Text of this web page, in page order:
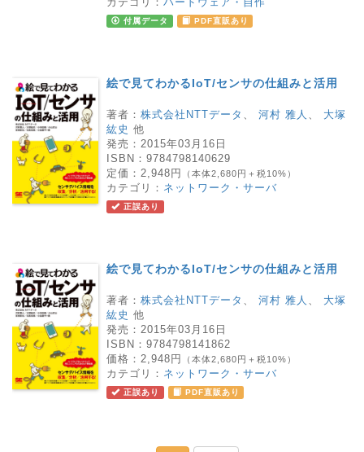
付属データ PDF直販あり
絵で見てわかるIoT/センサの仕組みと活用
著者： 株式会社NTTデータ 河村 雅人
大塚
紘史 他
発売： 2015年03月16日
ISBN： 9784798140629
定価： 2,948円 （本体2,680円＋税10%）
カテゴリ： ネットワーク・サーバ
正誤あり
絵で見てわかるIoT/センサの仕組みと活用
著者： 株式会社NTTデータ 河村 雅人
大塚
紘史 他
発売： 2015年03月16日
ISBN： 9784798141862
価格： 2,948円 （本体2,680円＋税10%）
カテゴリ： ネットワーク・サーバ
正誤あり PDF直販あり